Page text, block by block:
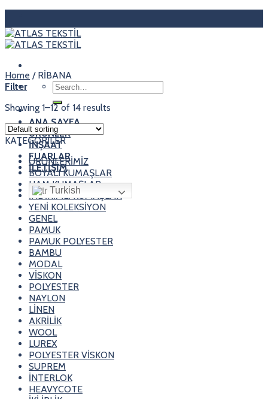
to
content
Search
for:
ANA SAYFA
ÜRÜNLER
İNŞAAT
FUARLAR
İLETİŞİM
Turkish
Home /RİBANA
Filter
Showing 1–12 of 14 results
KATEGORİLER
ÜRÜNLERİMİZ
BOYALI KUMAŞLAR
HAM KUMAŞLAR
İNDİRİMLİ KUMAŞLAR
YENİ KOLEKSİYON
GENEL
PAMUK
PAMUK POLYESTER
BAMBU
MODAL
VİSKON
POLYESTER
NAYLON
LİNEN
AKRİLİK
WOOL
LUREX
POLYESTER VİSKON
SUPREM
İNTERLOK
HEAVYCOTE